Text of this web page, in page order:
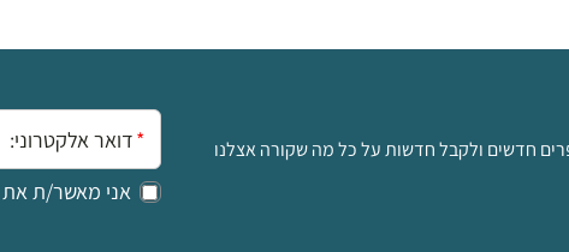
חדשים ולקבל חדשות על כל מה שקורה אצלנו
אימייל:
אני מאשר/ת את